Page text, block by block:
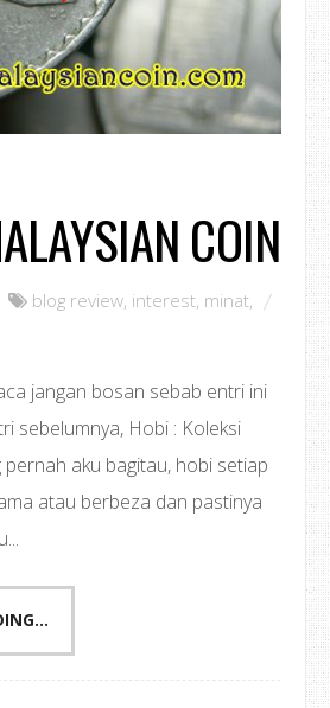
COIN
blog review, interest, minat,
jangan bosan sebab entri ini
sebelumnya, Hobi : Koleksi
pernah aku bagitau, hobi setiap
atau berbeza dan pastinya